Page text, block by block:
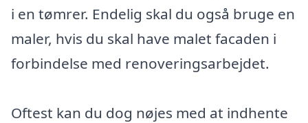
i en tømrer. Endelig skal du også bruge en
maler, hvis du skal have malet facaden i
forbindelse med renoveringsarbejdet.
Oftest kan du dog nøjes med at indhente